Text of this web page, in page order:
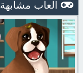
العاب مشابهة